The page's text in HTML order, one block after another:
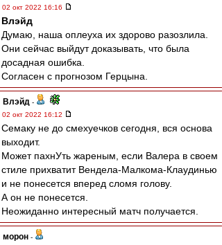
02 окт 2022 16:16
Влэйд
Думаю, наша оплеуха их здорово разозлила.
Они сейчас выйдут доказывать, что была
досадная ошибка.
Согласен с прогнозом Герцына.
Влэйд -
02 окт 2022 16:12
Семаку не до смехуечков сегодня, вся основа
выходит.
Может пахнУть жареным, если Валера в своем
стиле прихватит Вендела-Малкома-Клаудинью
и не понесется вперед сломя голову.
А он не понесется.
Неожиданно интересный матч получается.
морон -